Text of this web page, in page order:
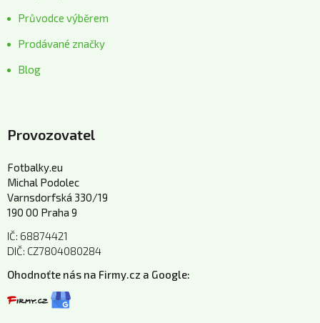
Průvodce výběrem
Prodávané značky
Blog
Provozovatel
Fotbalky.eu
Michal Podolec
Varnsdorfská 330/19
190 00 Praha 9
IČ: 68874421
DIČ: CZ7804080284
Ohodnoťte nás na Firmy.cz a Google: